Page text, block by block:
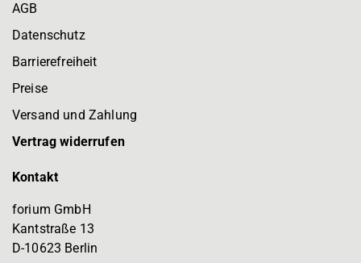
AGB
Datenschutz
Barrierefreiheit
Preise
Versand und Zahlung
Vertrag widerrufen
Kontakt
forium GmbH
Kantstraße 13
D-10623 Berlin